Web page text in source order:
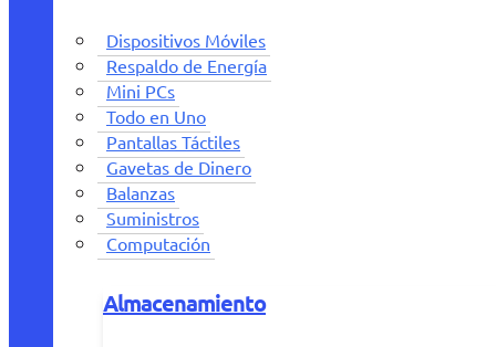
Dispositivos Móviles
Respaldo de Energía
Mini PCs
Todo en Uno
Pantallas Táctiles
Gavetas de Dinero
Balanzas
Suministros
Computación
Almacenamiento